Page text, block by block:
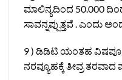
ಮಾಲಿನ್ಯದಿಂದ 50.000 ದಿಂದ
ಸಾವನ್ನಪ್ಪುತ್ತವೆ . ಎಂದು
9 ) ಡಿಡಿಟಿ ಯಂತಹ
ನರವ್ಯೂಹಕ್ಕೆ ತೀವ್ರ